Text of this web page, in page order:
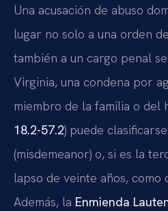
Una acusación de abuso
lugar no solo a una orden
también a un cargo penal
Virginia, una condena por
miembro de la familia o del
18.2-57.2) puede
(misdemeanor) o, si es la
lapso de veinte años, como
Además, la Enmienda